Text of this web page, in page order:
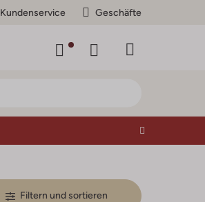
Kundenservice Geschäfte
Filtern und sortieren